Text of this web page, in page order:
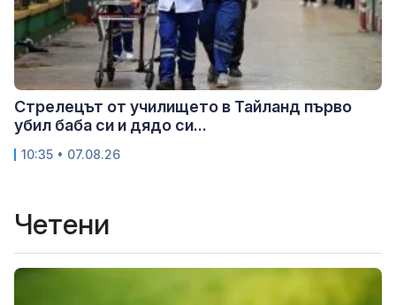
Стрелецът от училището в Тайланд първо
убил баба си и дядо си...
10:35 • 07.08.26
Четени